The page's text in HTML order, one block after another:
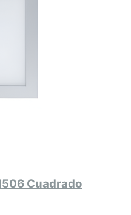
Cuadrado